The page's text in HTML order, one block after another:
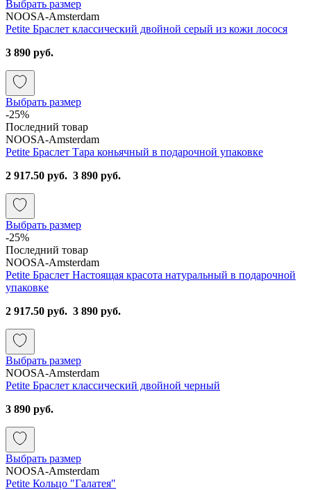
Выбрать размер
NOOSA-Amsterdam
Petite Браслет классический двойной серый из кожи лосося
3 890 руб.
Выбрать размер
-25%
Последний товар
NOOSA-Amsterdam
Petite Браслет Тара коньячный в подарочной упаковке
2 917.50 руб. 3 890 руб.
Выбрать размер
-25%
Последний товар
NOOSA-Amsterdam
Petite Браслет Настоящая красота натуральный в подарочной
упаковке
2 917.50 руб. 3 890 руб.
Выбрать размер
NOOSA-Amsterdam
Petite Браслет классический двойной черный
3 890 руб.
Выбрать размер
NOOSA-Amsterdam
Petite Кольцо "Галатея"